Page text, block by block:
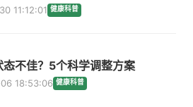
11:12:01 健康科普
态不佳？5个科学调整方案
18:53:06 健康科普